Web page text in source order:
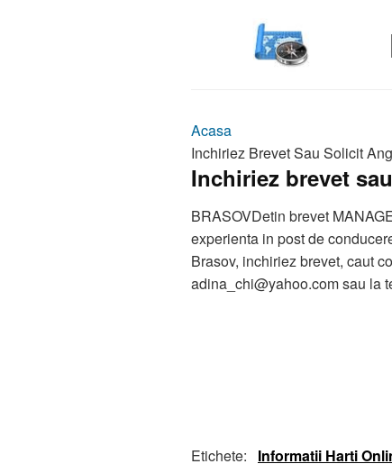
Acasa
Inchiriez Brevet Sau Solicit
Inchiriez brevet
BRASOVDetin brevet
experienta in post de
Brasov, inchiriez brevet, caut
adina_chi@yahoo.com sau la
Etichete: Informatii Harti